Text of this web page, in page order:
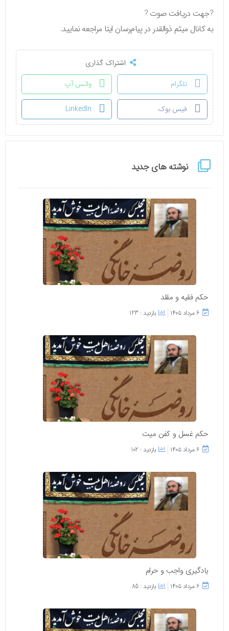
نوشته های جدید
حکم فقیه و مقلد
۶ مرداد ۱۴۰۵ بازدید : 123
حکم غسل و کفن میت
۶ مرداد ۱۴۰۵ بازدید : 102
یادگیری واجب و حرام
۶ مرداد ۱۴۰۵ بازدید : 85
?جهت دریافت صوت ?
به کانال میثم ذوالقدر در پیام‌رسان ایتا مراجعه نمایید.
اشتراک گذاری
تلگرام
واتس آپ
فیس بوک LinkedIn